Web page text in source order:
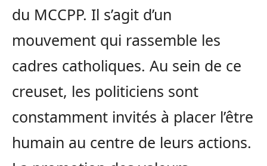
du MCCPP. Il s’agit d’un
mouvement qui rassemble les
cadres catholiques. Au sein de ce
creuset, les politiciens sont
constamment invités à placer l’être
humain au centre de leurs actions.